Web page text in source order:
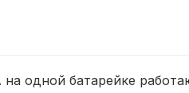
одной батарейке